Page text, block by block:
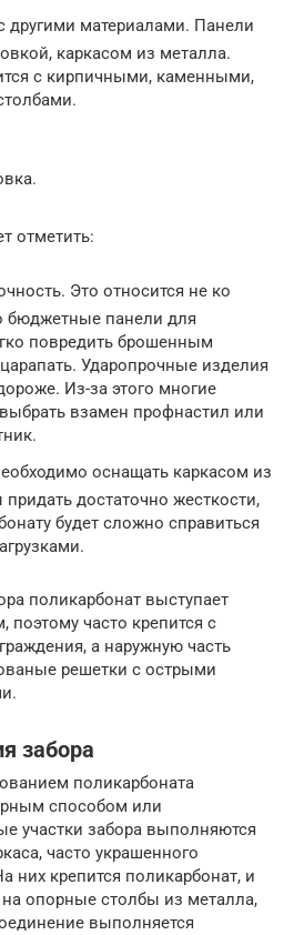
другими материалами. Панели
каркасом из металла.
с кирпичными, каменными,
отметить:
Это относится не ко
бюджетные панели для
повредить брошенным
Ударопрочные изделия
Из-за этого многие
взамен профнастил или
оснащать каркасом из
достаточно жесткости,
будет сложно справиться
поликарбонат выступает
часто крепится с
а наружную часть
решетки с острыми
забора
поликарбоната
способом или
участки забора выполняются
часто украшенного
них крепится поликарбонат, и
опорные столбы из металла,
выполняется